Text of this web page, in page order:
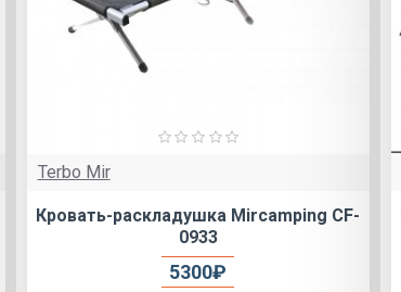
Terbo Mir
Кровать-раскладушка Mircamping CF-
0933
5300₽